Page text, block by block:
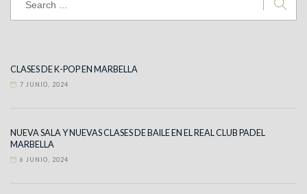
CLASES DE K-POP EN MARBELLA
7 JUNIO, 2024
NUEVA SALA Y NUEVAS CLASES DE BAILE EN EL REAL CLUB PADEL
MARBELLA
6 JUNIO, 2024